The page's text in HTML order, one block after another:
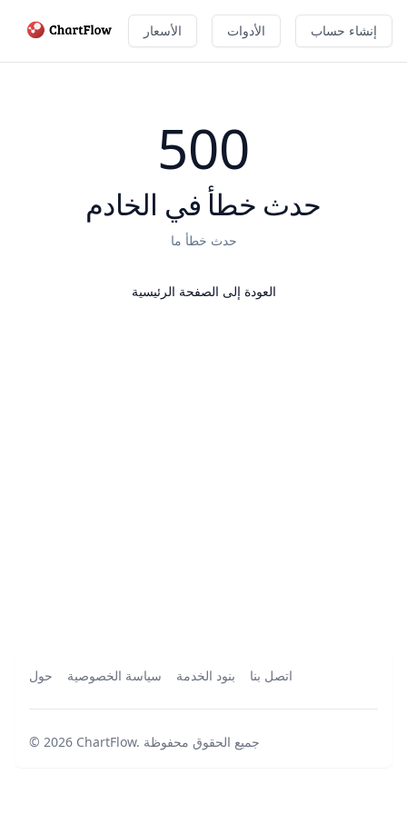
الأسعار الأدوات إنشاء حساب
500
حدث خطأ في الخادم
حدث خطأ ما
العودة إلى الصفحة الرئيسية
حول سياسة الخصوصية بنود الخدمة اتصل بنا
© 2026 ChartFlow. جميع الحقوق محفوظة